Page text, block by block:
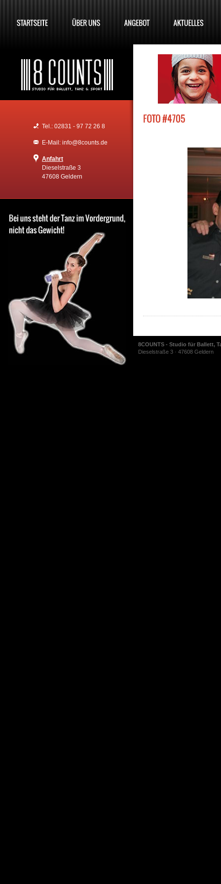
Tel.: 02831 - 97 72 26 8
E-Mail: info@8counts.de
Anfahrt
Dieselstraße 3
47608 Geldern
8COUNTS - Studio für Ballett,
Dieselstraße 3 · 47608 Geldern